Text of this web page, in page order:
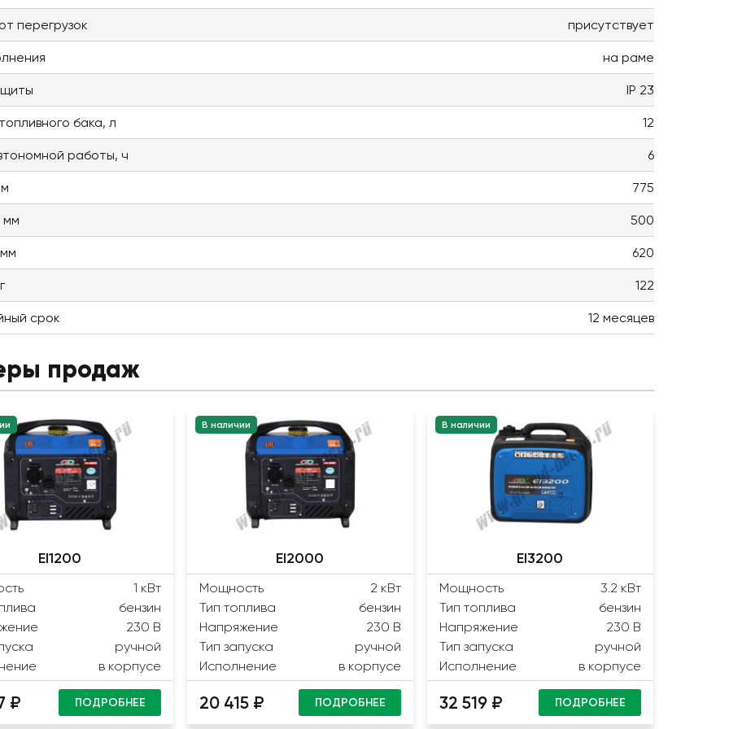
перегрузок присутствует
на раме
IP 23
бака, л 12
работы, ч 6
775
500
620
122
срок 12 месяцев
продаж
EI1200
1 кВт
бензин
230 В
ручной
в корпусе
₽ ПОДРОБНЕЕ
В наличии
EI2000
Мощность
2 кВт
Тип топлива
бензин
Напряжение
230 В
Тип запуска
ручной
Исполнение
в корпусе
20 415 ₽ ПОДРОБНЕЕ
В наличии
EI3200
Мощность
3.2 кВт
Тип топлива
бензин
Напряжение
230 В
Тип запуска
ручной
Исполнение
в корпусе
32 519 ₽ ПОДРОБНЕЕ